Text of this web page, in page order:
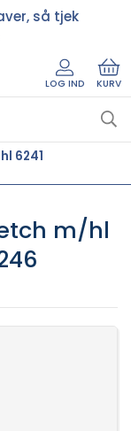
så tjek
LOG IND KURV
6241
m/hl